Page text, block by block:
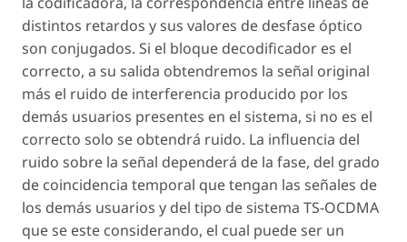
distintos retardos y sus valores de desfase óptico
son conjugados. Si el bloque decodificador es el
correcto, a su salida obtendremos la señal original
más el ruido de interferencia producido por los
demás usuarios presentes en el sistema, si no es el
correcto solo se obtendrá ruido. La influencia del
ruido sobre la señal dependerá de la fase, del grado
de coincidencia temporal que tengan las señales de
los demás usuarios y del tipo de sistema TS-OCDMA
que se este considerando, el cual puede ser un